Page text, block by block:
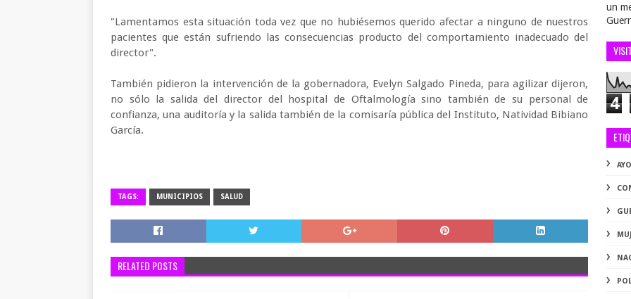
"Lamentamos esta situación toda vez que no hubiésemos querido afectar a ninguno de nuestros
pacientes que están sufriendo las consecuencias producto del comportamiento inadecuado del
director".
También pidieron la intervención de la gobernadora, Evelyn Salgado Pineda, para agilizar dijeron,
no sólo la salida del director del hospital de Oftalmología sino también de su personal de
confianza, una auditoría y la salida también de la comisaría pública del Instituto, Natividad Bibiano
García.
TAGS: MUNICIPIOS SALUD
RELATED POSTS
un
4